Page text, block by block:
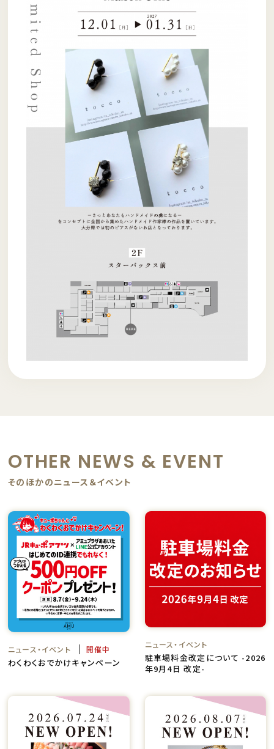
OTHER NEWS & EVENT
そのほかのニュース＆イベント
ニュース・イベント 開催中
わくわくおでかけキャンペーン
ニュース・イベント
駐車場料金改定について -2026
年9月4日 改定-